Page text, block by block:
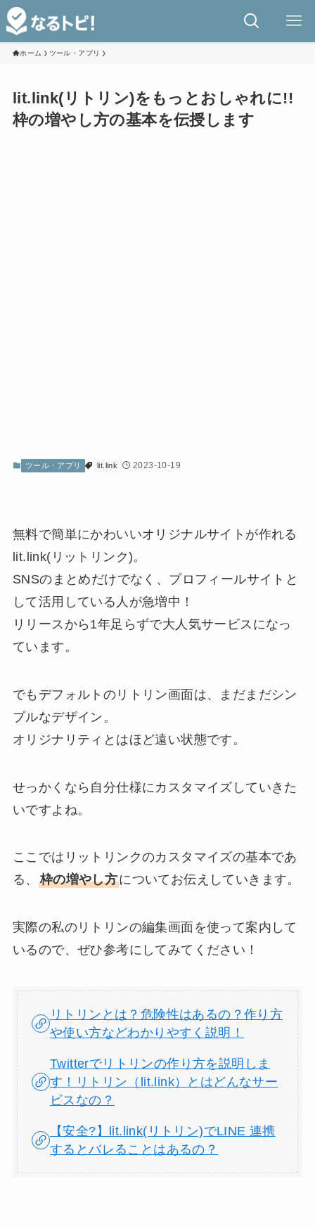
ホーム ツール・アプリ
lit.link(リトリン)をもっとおしゃれに!!
枠の増やし方の基本を伝授します
ツール・アプリ lit.link 2023-10-19
無料で簡単にかわいいオリジナルサイトが作れる
lit.link(リットリンク)。
SNSのまとめだけでなく、プロフィールサイトと
して活用している人が急増中！
リリースから1年足らずで大人気サービスになっ
ています。
でもデフォルトのリトリン画面は、まだまだシン
プルなデザイン。
オリジナリティとはほど遠い状態です。
せっかくなら自分仕様にカスタマイズしていきた
いですよね。
ここではリットリンクのカスタマイズの基本であ
る、 枠の増やし方についてお伝えしていきます。
実際の私のリトリンの編集画面を使って案内して
いるので、ぜひ参考にしてみてください！
リトリンとは？危険性はあるの？作り方
や使い方などわかりやすく説明！
Twitterでリトリンの作り方を説明しま
す！リトリン（lit.link）とはどんなサー
ビスなの？
【安全?】lit.link(リトリン)でLINE 連携
するとバレることはあるの？